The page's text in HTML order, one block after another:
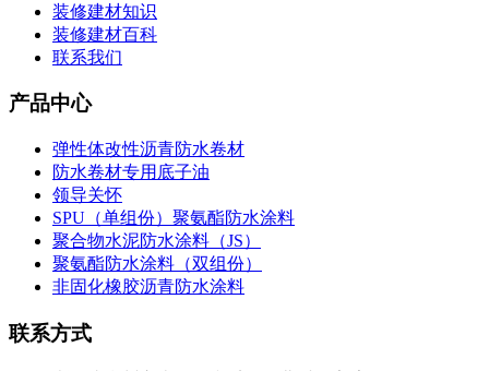
装修建材知识
装修建材百科
联系我们
产品中心
弹性体改性沥青防水卷材
防水卷材专用底子油
领导关怀
SPU（单组份）聚氨酯防水涂料
聚合物水泥防水涂料（JS）
聚氨酯防水涂料（双组份）
非固化橡胶沥青防水涂料
联系方式